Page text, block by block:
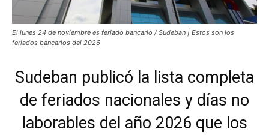
El lunes 24 de noviembre es feriado bancario / Sudeban | Estos son los
feriados bancarios del 2026
Sudeban publicó la lista completa
de feriados nacionales y días no
laborables del año 2026 que los